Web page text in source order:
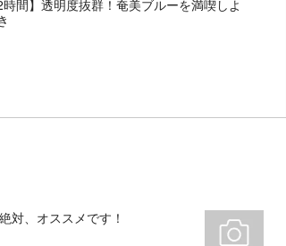
間】透明度抜群！奄美ブルーを満喫しよ
対、オススメです！